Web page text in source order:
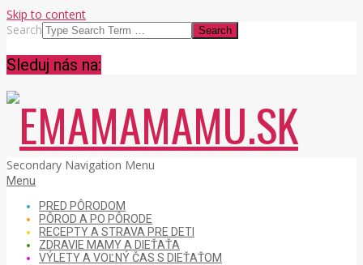
Skip to content
Search
Sleduj nás na:
EMAMAMAMU.SK
Secondary Navigation Menu
Menu
PRED PÔRODOM
PÔROD A PO PÔRODE
RECEPTY A STRAVA PRE DETI
ZDRAVIE MAMY A DIEŤAŤA
VÝLETY A VOĽNÝ ČAS S DIEŤAŤOM